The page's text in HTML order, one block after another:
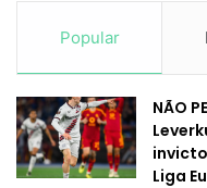
Popular
NÃO
Liga